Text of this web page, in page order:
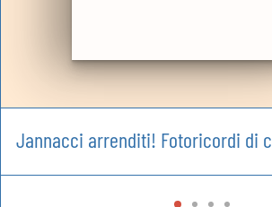
Jannacci arrenditi! Fotoricordi di